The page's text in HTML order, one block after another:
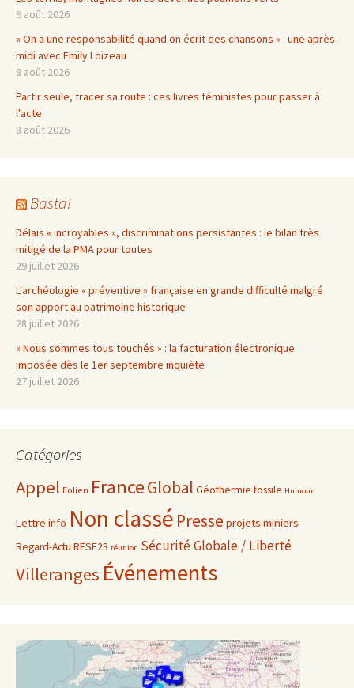
9 août 2026
« On a une responsabilité quand on écrit des chansons » : une après-
midi avec Emily Loizeau
8 août 2026
Partir seule, tracer sa route : ces livres féministes pour passer à
l'acte
8 août 2026
Basta!
Délais « incroyables », discriminations persistantes : le bilan très
mitigé de la PMA pour toutes
29 juillet 2026
L'archéologie « préventive » française en grande difficulté malgré
son apport au patrimoine historique
28 juillet 2026
« Nous sommes tous touchés » : la facturation électronique
imposée dès le 1er septembre inquiète
27 juillet 2026
Catégories
Appel Eolien FranceGlobal Géothermie fossile Humour
Lettre info Non classé Presse projets miniers
Regard-Actu RESF23 réunion Sécurité Globale / Liberté
Villeranges Événements